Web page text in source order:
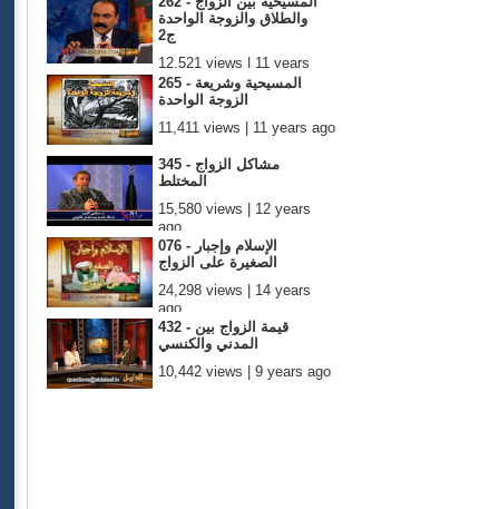
والطلاق والزوجة الواحدة
ج2
12,521 views | 11 years
ago
265 - المسيحية وشريعة
الزوجة الواحدة
11,411 views | 11 years ago
345 - مشاكل الزواج
المختلط
15,580 views | 12 years
ago
076 - الإسلام وإجبار
الصغيرة على الزواج
24,298 views | 14 years
ago
432 - قيمة الزواج بين
المدني والكنسي
10,442 views | 9 years ago